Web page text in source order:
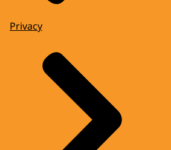
Privacy